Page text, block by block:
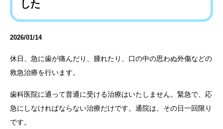
した
2026/01/14
休日、急に歯が痛んだり、腫れたり、口の中の思わぬ外傷などの
救急治療を行います。
歯科医院に通って普通に受ける治療はいたしません。緊急で、応
急にしなければならない治療だけです。通院は、その日一回限り
です。